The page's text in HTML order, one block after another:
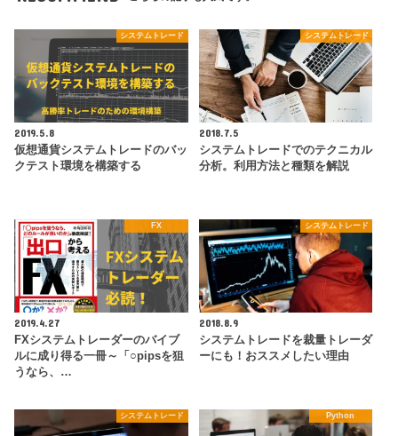
システムトレード
2019.5.8
仮想通貨システムトレードのバッ
クテスト環境を構築する
システムトレード
2018.7.5
システムトレードでのテクニカル
分析。利用方法と種類を解説
FX
2019.4.27
FXシステムトレーダーのバイブ
ルに成り得る一冊～「○pipsを狙
うなら、…
システムトレード
2018.8.9
システムトレードを裁量トレーダ
ーにも！おススメしたい理由
システムトレード Python